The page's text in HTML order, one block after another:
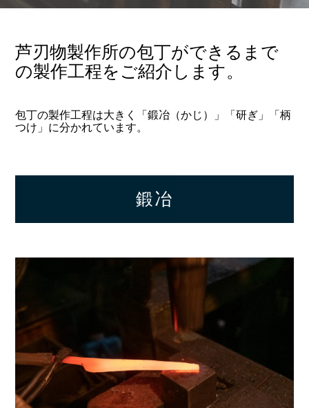
芦刃物製作所の包丁ができるまで
の製作工程をご紹介します。
包丁の製作工程は大きく「鍛冶（かじ）」「研ぎ」「柄
つけ」に分かれています。
鍛冶